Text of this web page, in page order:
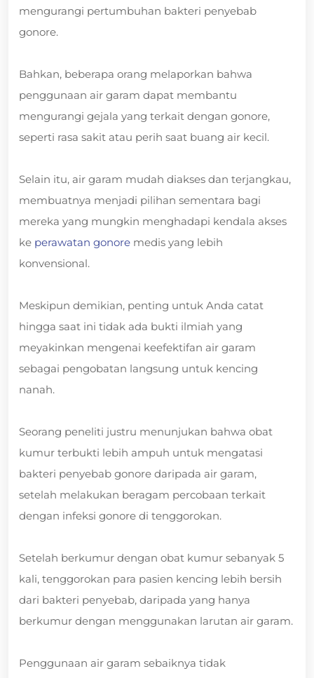
mengurangi pertumbuhan bakteri penyebab
gonore.
Bahkan, beberapa orang melaporkan bahwa
penggunaan air garam dapat membantu
mengurangi gejala yang terkait dengan gonore,
seperti rasa sakit atau perih saat buang air kecil.
Selain itu, air garam mudah diakses dan terjangkau,
membuatnya menjadi pilihan sementara bagi
mereka yang mungkin menghadapi kendala akses
ke perawatan gonore medis yang lebih
konvensional.
Meskipun demikian, penting untuk Anda catat
hingga saat ini tidak ada bukti ilmiah yang
meyakinkan mengenai keefektifan air garam
sebagai pengobatan langsung untuk kencing
nanah.
Seorang peneliti justru menunjukan bahwa obat
kumur terbukti lebih ampuh untuk mengatasi
bakteri penyebab gonore daripada air garam,
setelah melakukan beragam percobaan terkait
dengan infeksi gonore di tenggorokan.
Setelah berkumur dengan obat kumur sebanyak 5
kali, tenggorokan para pasien kencing lebih bersih
dari bakteri penyebab, daripada yang hanya
berkumur dengan menggunakan larutan air garam.
Penggunaan air garam sebaiknya tidak